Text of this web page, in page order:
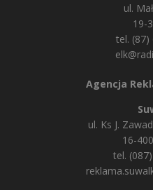
ul.
19-
tel. (87)
Agencja
ul. Ks J.
16-
tel.